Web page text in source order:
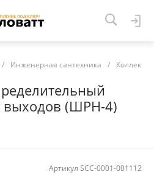
/ Инженерная сантехника /
выходов (ШРН-4)
Артикул SCC-0001-001112